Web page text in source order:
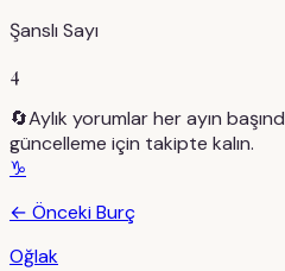
Şanslı Sayı
4
🔄Aylık yorumlar her ayın
güncelleme için takipte kalın.
♑
← Önceki Burç
Oğlak